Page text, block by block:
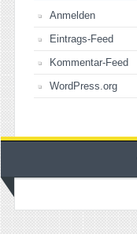
Anmelden
Eintrags-Feed
Kommentar-Feed
WordPress.org